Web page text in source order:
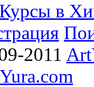
в
2011